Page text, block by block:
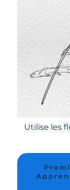
Utilise les